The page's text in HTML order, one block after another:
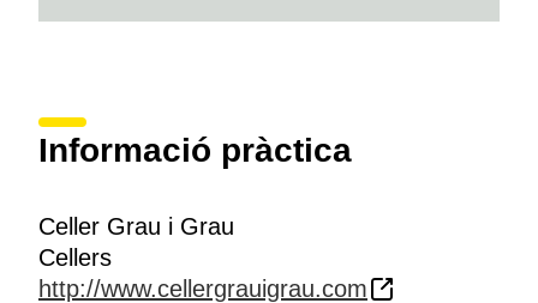
Informació pràctica
Celler Grau i Grau
Cellers
http://www.cellergrauigrau.com